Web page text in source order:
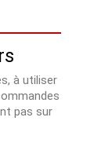
à utiliser
pas sur